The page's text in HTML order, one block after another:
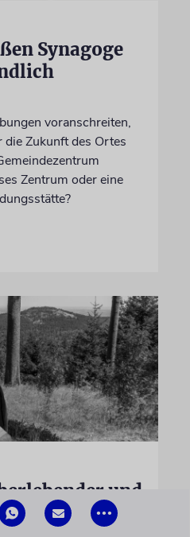
•••
Synagoge
voranschreiten,
die Zukunft des Ortes
Zentrum oder eine
und